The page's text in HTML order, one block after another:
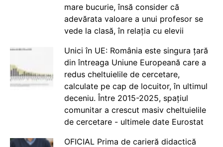
mare bucurie, însă consider că
adevărata valoare a unui profesor se
vede la clasă, în relația cu elevii
Unici în UE: România este singura țară
din întreaga Uniune Europeană care a
redus cheltuielile de cercetare,
calculate pe cap de locuitor, în ultimul
deceniu. Între 2015-2025, spațiul
comunitar a crescut masiv cheltuielile
de cercetare - ultimele date Eurostat
OFICIAL Prima de carieră didactică